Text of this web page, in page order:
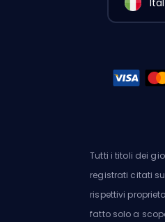
Tutti i titoli dei
registrati citati
rispettivi
fatto solo a